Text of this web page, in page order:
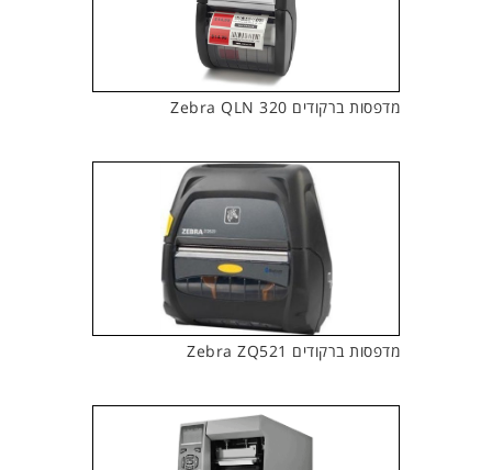
מדפסות ברקודים Zebra QLN 320
מדפסות ברקודים Zebra ZQ521